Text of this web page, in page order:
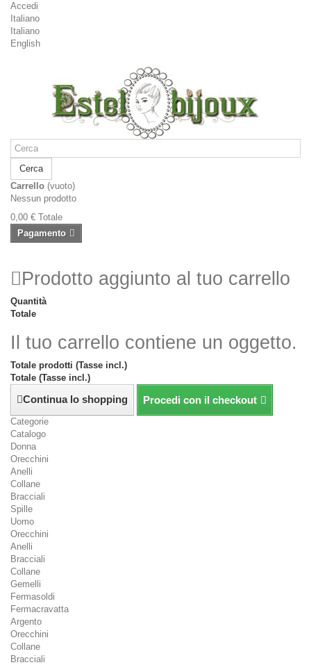
Accedi
Italiano
Italiano
English
Cerca
Carrello (vuoto)
Nessun prodotto
0,00 € Totale
Pagamento
Prodotto aggiunto al tuo carrello
Quantità
Totale
Il tuo carrello contiene un oggetto.
Totale prodotti (Tasse incl.)
Totale (Tasse incl.)
Continua lo shopping Procedi con il checkout
Categorie
Catalogo
Donna
Orecchini
Anelli
Collane
Bracciali
Spille
Uomo
Orecchini
Anelli
Bracciali
Collane
Gemelli
Fermasoldi
Fermacravatta
Argento
Orecchini
Collane
Bracciali